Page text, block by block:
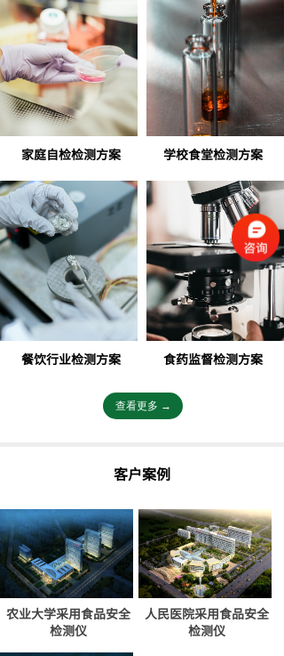
学校食堂检测方案
家庭自检检测方案
查看更多 →
食药监督检测方案
餐饮行业检测方案
客户案例
农业大学采用食品安全
检测仪
人民医院采用食品安全
检测仪